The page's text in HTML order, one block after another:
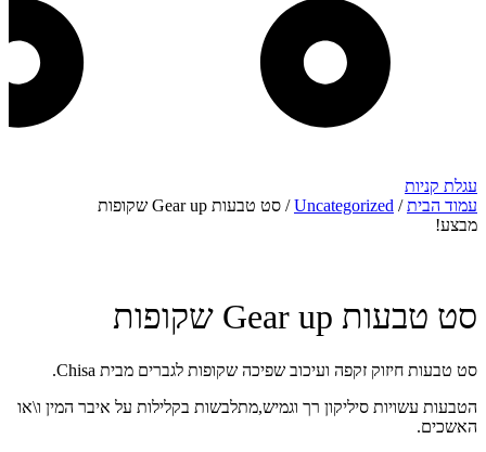
עגלת קניות
עמוד הבית/
Uncategorized/ סט טבעות Gear up שקופות
מבצע!
סט טבעות Gear up שקופות
סט טבעות חיזוק זקפה ועיכוב שפיכה שקופות לגברים מבית Chisa.
הטבעות עשויות סיליקון רך וגמיש,מתלבשות בקלילות על איבר המין ו\או
האשכים.